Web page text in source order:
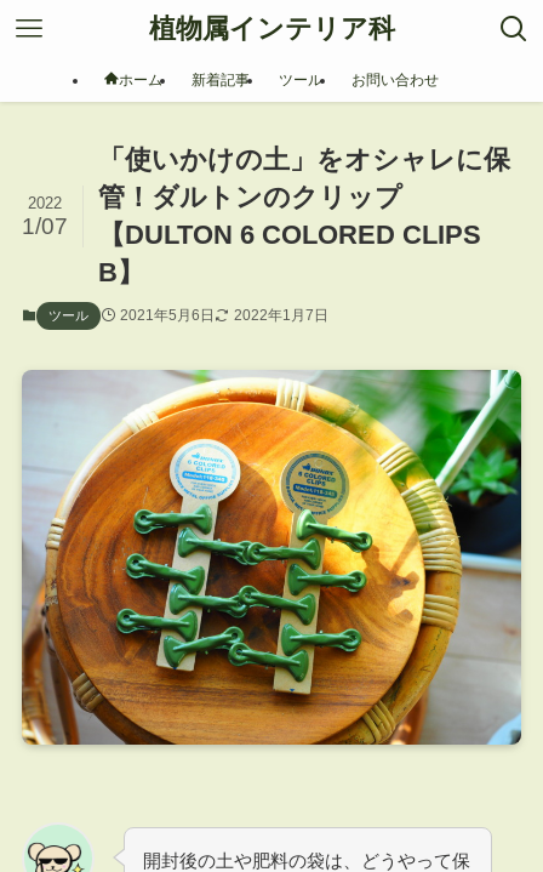
植物属インテリア科
ホーム 新着記事 ツール お問い合わせ
「使いかけの土」をオシャレに保
管！ダルトンのクリップ
【DULTON 6 COLORED CLIPS
B】
2022
1/07
ツール 2021年5月6日 2022年1月7日
開封後の土や肥料の袋は、どうやって保